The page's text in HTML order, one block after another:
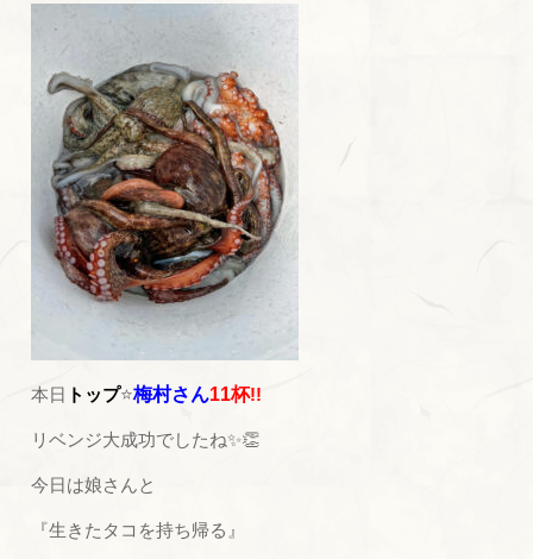
本日 トップ⭐梅村さん11杯!!
リベンジ大成功でしたね✨👏
今日は娘さんと
『生きたタコを持ち帰る』